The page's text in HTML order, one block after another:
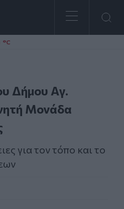
°C
Δήμου Αγ.
Μονάδα
για τον τόπο και το